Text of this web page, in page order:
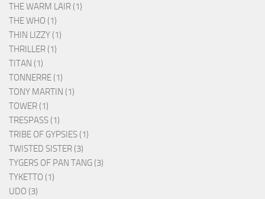
THE WARM LAIR (1)
THE WHO (1)
THIN LIZZY (1)
THRILLER (1)
TITAN (1)
TONNERRE (1)
TONY MARTIN (1)
TOWER (1)
TRESPASS (1)
TRIBE OF GYPSIES (1)
TWISTED SISTER (3)
TYGERS OF PAN TANG (3)
TYKETTO (1)
UDO (3)